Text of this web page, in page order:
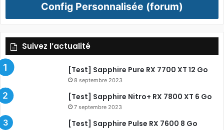
Config Personnalisée (forum)
Suivez l’actualité
[Test] Sapphire Pure RX 7700 XT 12 Go
8 septembre 2023
[Test] Sapphire Nitro+ RX 7800 XT 6 Go
7 septembre 2023
[Test] Sapphire Pulse RX 7600 8 Go